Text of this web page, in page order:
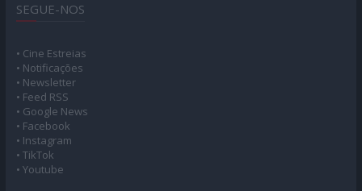
SEGUE-NOS
• Cine Estreias
• Notificações
• Newsletter
• Feed RSS
• Google News
• Facebook
• Instagram
• TikTok
• Youtube